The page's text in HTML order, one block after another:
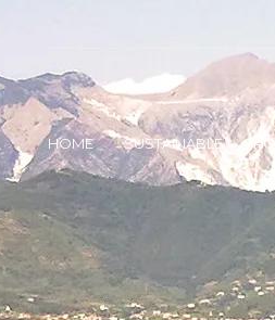
HOME SUSTAINABLE